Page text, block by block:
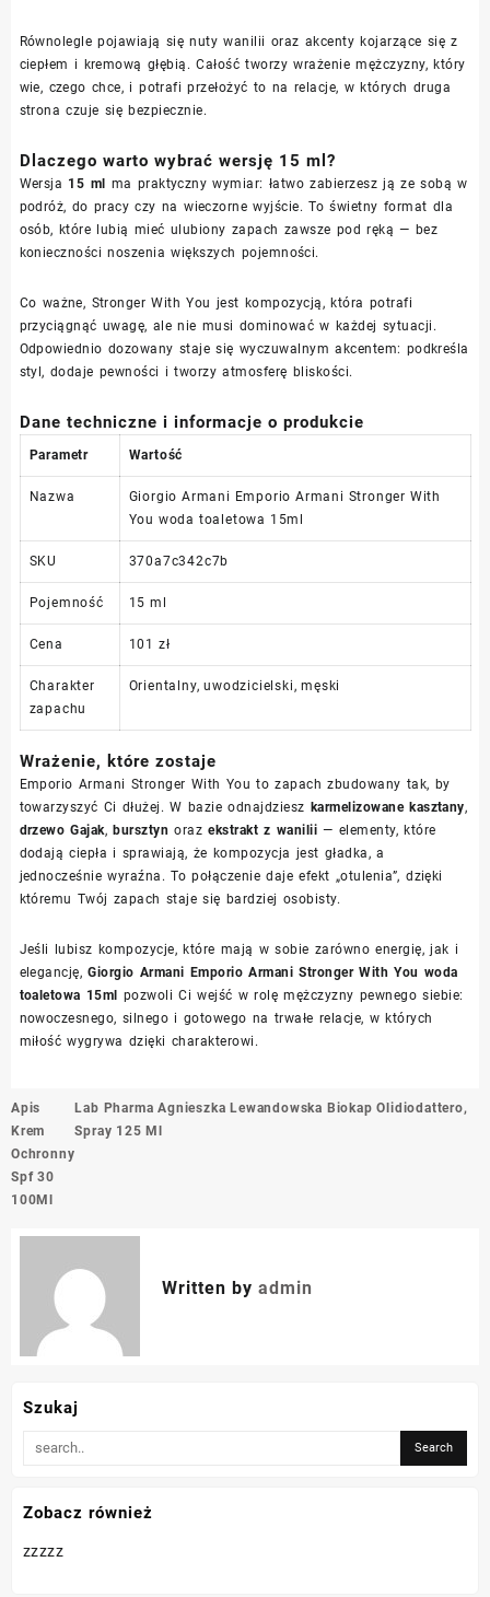
Równolegle pojawiają się nuty wanilii oraz akcenty kojarzące się z
ciepłem i kremową głębią. Całość tworzy wrażenie mężczyzny, który
wie, czego chce, i potrafi przełożyć to na relacje, w których druga
strona czuje się bezpiecznie.
Dlaczego warto wybrać wersję 15 ml?
Wersja 15 ml ma praktyczny wymiar: łatwo zabierzesz ją ze sobą w
podróż, do pracy czy na wieczorne wyjście. To świetny format dla
osób, które lubią mieć ulubiony zapach zawsze pod ręką — bez
konieczności noszenia większych pojemności.
Co ważne, Stronger With You jest kompozycją, która potrafi
przyciągnąć uwagę, ale nie musi dominować w każdej sytuacji.
Odpowiednio dozowany staje się wyczuwalnym akcentem: podkreśla
styl, dodaje pewności i tworzy atmosferę bliskości.
Dane techniczne i informacje o produkcie
Parametr Wartość
Nazwa
Giorgio Armani Emporio Armani Stronger With
You woda toaletowa 15ml
SKU 370a7c342c7b
Pojemność 15 ml
Cena 101 zł
Charakter
zapachu
Orientalny, uwodzicielski, męski
Wrażenie, które zostaje
Emporio Armani Stronger With You to zapach zbudowany tak, by
towarzyszyć Ci dłużej. W bazie odnajdziesz karmelizowane kasztany,
drzewo Gajak,bursztyn orazekstrakt z wanilii — elementy, które
dodają ciepła i sprawiają, że kompozycja jest gładka, a
jednocześnie wyraźna. To połączenie daje efekt „otulenia”, dzięki
któremu Twój zapach staje się bardziej osobisty.
Jeśli lubisz kompozycje, które mają w sobie zarówno energię, jak i
elegancję,Giorgio Armani Emporio Armani Stronger With You woda
toaletowa 15ml pozwoli Ci wejść w rolę mężczyzny pewnego siebie:
nowoczesnego, silnego i gotowego na trwałe relacje, w których
miłość wygrywa dzięki charakterowi.
Nawigacja
wpisu
Apis
Krem
Ochronny
Spf 30
100Ml
Lab Pharma Agnieszka Lewandowska Biokap Olidiodattero,
Spray 125 Ml
Written by admin
Szukaj
Zobacz również
zzzzz